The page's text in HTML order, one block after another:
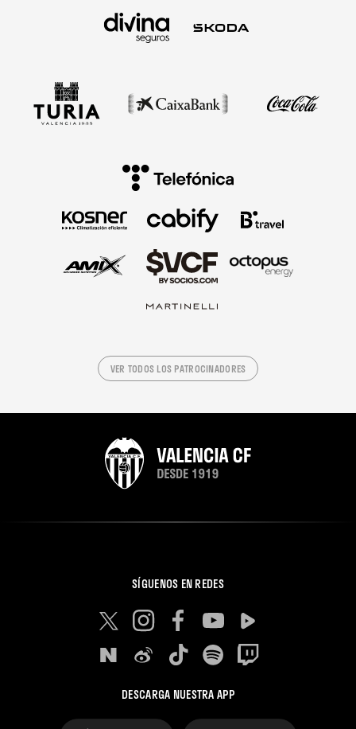
VER TODOS LOS PATROCINADORES
SÍGUENOS EN REDES
DESCARGA NUESTRA APP